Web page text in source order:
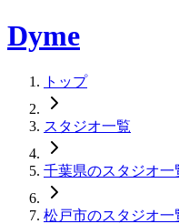
Dyme
トップ
スタジオ一覧
千葉県のスタジオ一
松戸市のスタジオ一